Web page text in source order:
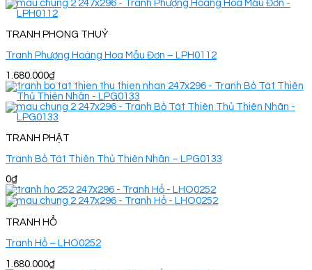
TRANH PHONG THUỶ
Tranh Phượng Hoàng Hoa Mẫu Đơn – LPH0112
1.680.000₫
TRANH PHẬT
Tranh Bồ Tát Thiên Thủ Thiên Nhãn – LPG0133
0₫
TRANH HỔ
Tranh Hổ – LHO0252
1.680.000₫